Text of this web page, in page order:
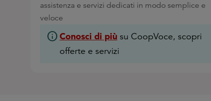
assistenza e servizi dedicati in modo semplice e
veloce
infoConosci di più su CoopVoce, scopri
offerte e servizi